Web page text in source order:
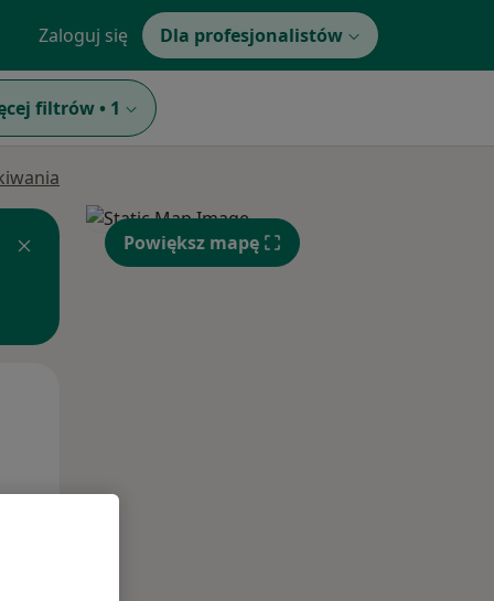
Zaloguj się Dla profesjonalistów
filtrów • 1
Powiększ mapę